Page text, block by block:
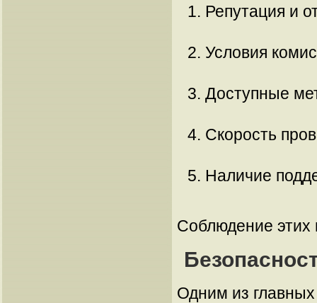
Репутация и
Условия
Доступные
Скорость
Наличие
Соблюдение этих
Одним из